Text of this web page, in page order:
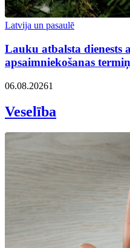
Latvija un pasaulē
Lauku atbalsta dienests
apsaimniekošanas
06.08.20261
Veselība